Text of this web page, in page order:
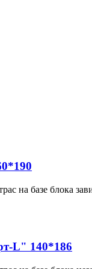
на базе блока
L" 140*186